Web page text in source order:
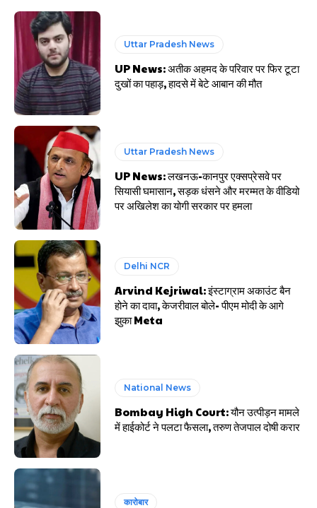
Uttar Pradesh News
UP News: अतीक अहमद के परिवार पर फिर टूटा
दुखों का पहाड़, हादसे में बेटे आबान की मौत
Uttar Pradesh News
UP News: लखनऊ-कानपुर एक्सप्रेसवे पर
सियासी घमासान, सड़क धंसने और मरम्मत के वीडियो
पर अखिलेश का योगी सरकार पर हमला
Delhi NCR
Arvind Kejriwal: इंस्टाग्राम अकाउंट बैन
होने का दावा, केजरीवाल बोले- पीएम मोदी के आगे
झुका Meta
National News
Bombay High Court: यौन उत्पीड़न मामले
में हाईकोर्ट ने पलटा फैसला, तरुण तेजपाल दोषी करार
कारोबार